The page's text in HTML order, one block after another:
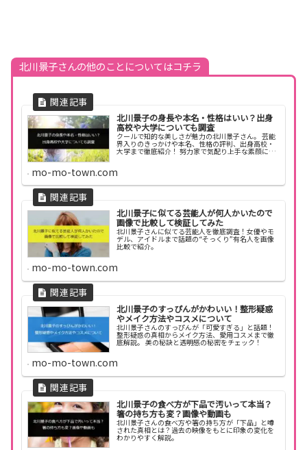
北川景子さんの他のことについてはコチラ
北川景子の身長や本名・性格はいい？出身
高校や大学についても調査
クールで知的な美しさが魅力の北川景子さん。 芸能
界入りのきっかけや本名、性格の評判、出身高校・
大学まで徹底紹介！ 努力家で気配り上手な素顔に迫
mo-mo-town.com
北川景子に似てる芸能人が何人かいたので
画像で比較して検証してみた
北川景子さんに似てる芸能人を徹底調査！女優やモ
デル、アイドルまで話題の“そっくり”有名人を画像
比較で紹介。
mo-mo-town.com
北川景子のすっぴんがかわいい！整形疑惑
やメイク方法やコスメについて
北川景子さんのすっぴんが「可愛すぎる」と話題！
整形疑惑の真相からメイク方法、愛用コスメまで徹
底解説。 美の秘訣と透明感の秘密をチェック！
mo-mo-town.com
北川景子の食べ方が下品で汚いって本当？
箸の持ち方も変？画像や動画も
北川景子さんの食べ方や箸の持ち方が「下品」と噂
された真相とは？過去の映像をもとに印象の変化を
わかりやすく解説。